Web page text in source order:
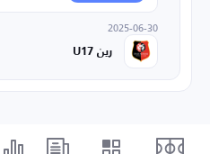
2025-06-30
رين U17